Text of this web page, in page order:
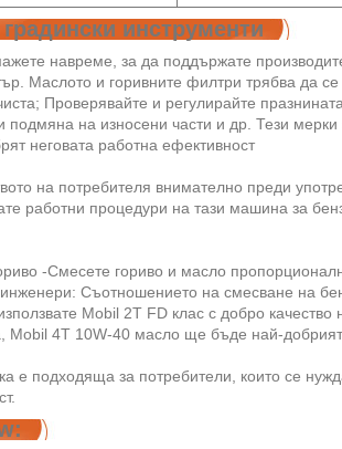
инструменти
навреме, за да поддържате
Маслото и горивните филтри трябва да
Проверявайте и регулирайте
подмяна на износени части и др. Тези
неговата работна ефективност
на потребителя внимателно преди
работни процедури на тази машина за
-Смесете гориво и масло
Съотношението на смесване на
Mobil 2T FD клас с добро
Mobil 4T 10W-40 масло ще бъде най-добрият
е подходяща за потребители, които се